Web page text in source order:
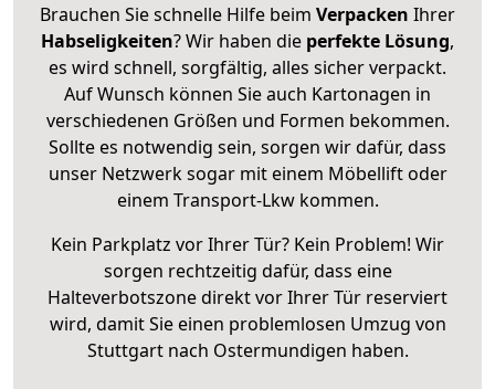
Brauchen Sie schnelle Hilfe beim Verpacken Ihrer
Habseligkeiten? Wir haben die perfekte Lösung,
es wird schnell, sorgfältig, alles sicher verpackt.
Auf Wunsch können Sie auch Kartonagen in
verschiedenen Größen und Formen bekommen.
Sollte es notwendig sein, sorgen wir dafür, dass
unser Netzwerk sogar mit einem Möbellift oder
einem Transport-Lkw kommen.
Kein Parkplatz vor Ihrer Tür? Kein Problem! Wir
sorgen rechtzeitig dafür, dass eine
Halteverbotszone direkt vor Ihrer Tür reserviert
wird, damit Sie einen problemlosen Umzug von
Stuttgart nach Ostermundigen haben.